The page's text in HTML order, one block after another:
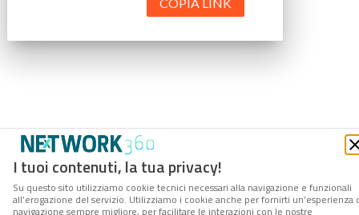
I tuoi contenuti, la tua privacy!
Su questo sito utilizziamo cookie tecnici necessari alla navigazione e funzionali
all’erogazione del servizio. Utilizziamo i cookie anche per fornirti un’esperienza
navigazione sempre migliore, per facilitare le interazioni con le nostre